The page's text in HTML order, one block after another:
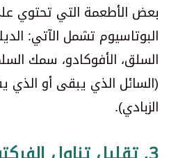
بعض الأطعمة التي تحتوي
البوتاسيوم تشمل الآتي:
السلق، الأفوكادو، سمك
(السائل الذي يبقى أو الذي
الزبادي).